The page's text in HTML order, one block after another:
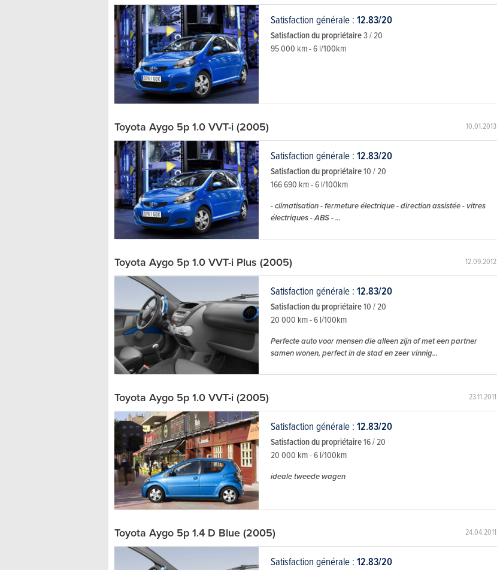
Satisfaction générale : 12.83/20
Satisfaction du propriétaire3 / 20
95 000 km - 6 l/100km
10.01.2013
Toyota Aygo 5p 1.0 VVT-i (2005)
Satisfaction générale : 12.83/20
Satisfaction du propriétaire10 / 20
166 690 km - 6 l/100km
- climatisation - fermeture électrique - direction assistée - vitres
électriques - ABS - ...
12.09.2012
Toyota Aygo 5p 1.0 VVT-i Plus (2005)
Satisfaction générale : 12.83/20
Satisfaction du propriétaire10 / 20
20 000 km - 6 l/100km
Perfecte auto voor mensen die alleen zijn of met een partner
samen wonen, perfect in de stad en zeer vinnig...
23.11.2011
Toyota Aygo 5p 1.0 VVT-i (2005)
Satisfaction générale : 12.83/20
Satisfaction du propriétaire16 / 20
20 000 km - 6 l/100km
ideale tweede wagen
24.04.2011
Toyota Aygo 5p 1.4 D Blue (2005)
Satisfaction générale : 12.83/20